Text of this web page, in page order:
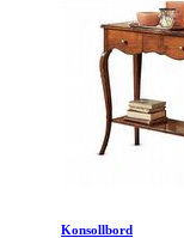
Konsollbord